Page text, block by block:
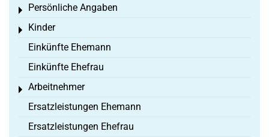
Persönliche Angaben
Toggle menu
Kinder
Toggle menu
Einkünfte Ehemann
Einkünfte Ehefrau
Arbeitnehmer
Toggle menu
Ersatzleistungen Ehemann
Ersatzleistungen Ehefrau